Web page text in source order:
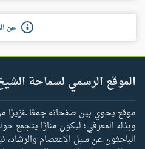
عن
الموقع الرسمي لسماحة
موقع يحوي بين صفحاته جمعًا غزيرًا
وبذله المعرفي؛ ليكون منارًا يتجمع
الباحثون عن سبل الاعتصام والرشاد،